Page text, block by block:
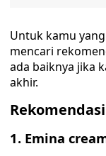
Untuk kamu
mencari
ada baiknya jika
akhir.
1. Emina